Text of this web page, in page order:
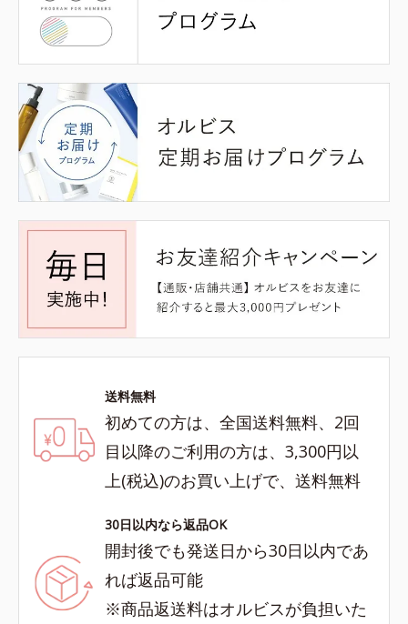
送料無料
初めての方は、全国送料無料、2回
目以降のご利用の方は、3,300円以
上(税込)のお買い上げで、送料無料
30日以内なら返品OK
開封後でも発送日から30日以内であ
れば返品可能
※商品返送料はオルビスが負担いた